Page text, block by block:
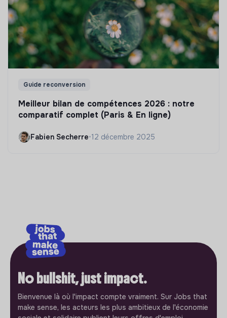
Guide reconversion
Meilleur bilan de compétences 2026 : notre
comparatif complet (Paris & En ligne)
Fabien Secherre•12 décembre 2025
No bullshit, just impact.
Bienvenue là où l'impact compte vraiment. Sur Jobs that
make sense, les acteurs les plus ambitieux de l'économie